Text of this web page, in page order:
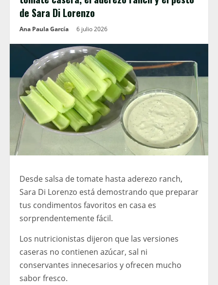
de Sara Di Lorenzo
Ana Paula García 6 julio 2026
Desde salsa de tomate hasta aderezo ranch,
Sara Di Lorenzo está demostrando que preparar
tus condimentos favoritos en casa es
sorprendentemente fácil.
Los nutricionistas dijeron que las versiones
caseras no contienen azúcar, sal ni
conservantes innecesarios y ofrecen mucho
sabor fresco.